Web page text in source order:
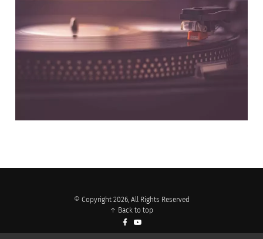
© Copyright 2026, All Rights Reserved
↑ Back to top